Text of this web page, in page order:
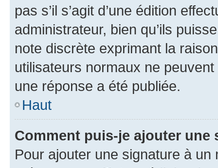
pas s’il s’agit d’une édition
administrateur, bien qu’ils
note discrète exprimant la
utilisateurs normaux ne
une réponse a été publiée.
Haut
Comment puis-je ajouter une
Pour ajouter une signature à un